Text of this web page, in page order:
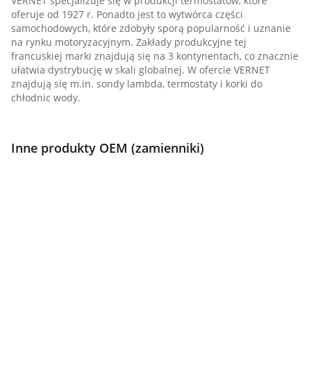
oferuje od 1927 r. Ponadto jest to wytwórca części
samochodowych, które zdobyły sporą popularność i uznanie
na rynku motoryzacyjnym. Zakłady produkcyjne tej
francuskiej marki znajdują się na 3 kontynentach, co znacznie
ułatwia dystrybucję w skali globalnej. W ofercie VERNET
znajdują się m.in. sondy lambda, termostaty i korki do
chłodnic wody.
Inne produkty OEM (zamienniki)